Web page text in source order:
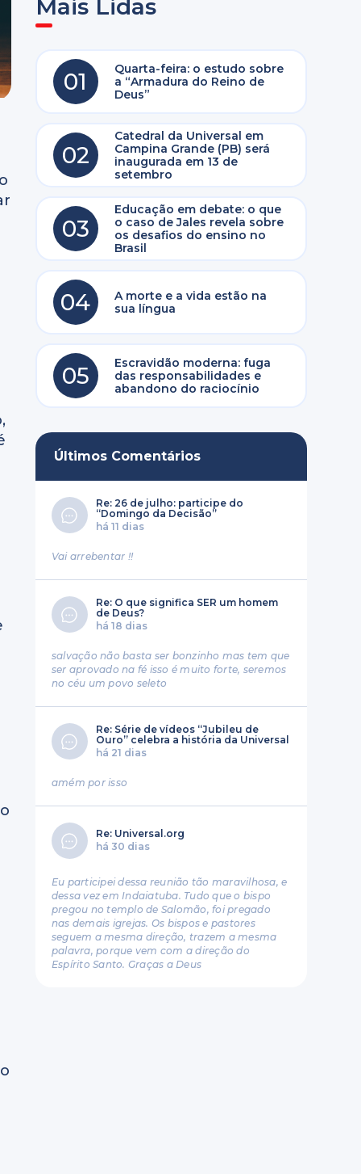
Mais Lidas
01
Quarta-feira: o estudo sobre
a “Armadura do Reino de
Deus”
02
Catedral da Universal em
Campina Grande (PB) será
inaugurada em 13 de
setembro
03
Educação em debate: o que
o caso de Jales revela sobre
os desafios do ensino no
Brasil
04
A morte e a vida estão na
sua língua
05
Escravidão moderna: fuga
das responsabilidades e
abandono do raciocínio
Últimos Comentários
Re: 26 de julho: participe do
“Domingo da Decisão”
há 11 dias
Vai arrebentar !!
Re: O que significa SER um homem
de Deus?
há 18 dias
salvação não basta ser bonzinho mas tem que
ser aprovado na fé isso é muito forte, seremos
no céu um povo seleto
Re: Série de vídeos “Jubileu de
Ouro” celebra a história da Universal
há 21 dias
amém por isso
Re: Universal.org
há 30 dias
Eu participei dessa reunião tão maravilhosa, e
dessa vez em Indaiatuba. Tudo que o bispo
pregou no templo de Salomão, foi pregado
nas demais igrejas. Os bispos e pastores
seguem a mesma direção, trazem a mesma
palavra, porque vem com a direção do
Espírito Santo. Graças a Deus